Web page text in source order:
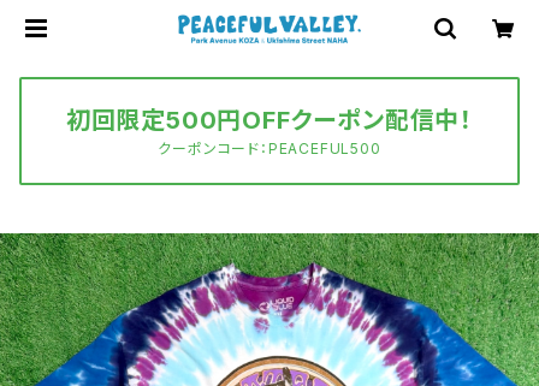
初回限定500円OFFクーポン配信中！
クーポンコード：PEACEFUL500